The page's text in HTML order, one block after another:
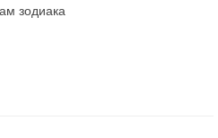
зодиака